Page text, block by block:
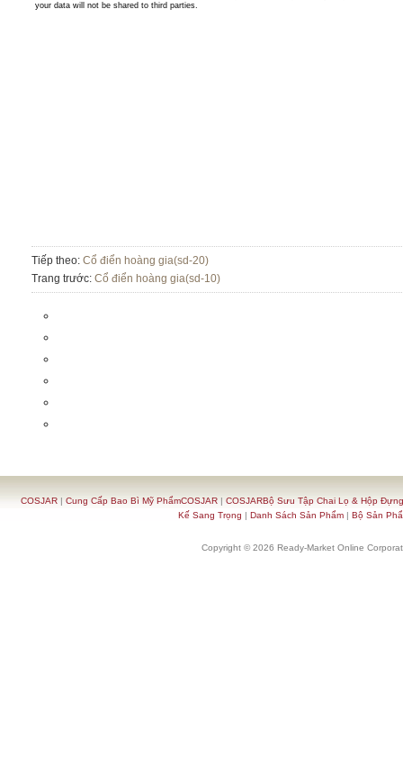
Tiếp theo: Cổ điển hoàng gia(sd-20)
Trang trước: Cổ điển hoàng gia(sd-10)
COSJAR| Cung Cấp Bao Bì Mỹ PhẩmCOSJAR| COSJARBộ Sưu Tập Chai Lọ & Hộp
Kế Sang Trọng | Danh Sách Sản Phẩm| Bộ Sản
Copyright © 2026 Ready-Market Online